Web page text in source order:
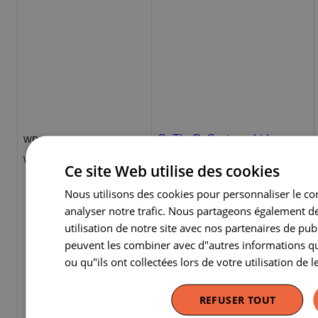
wp-
wpml_current_language
OnTheGoSystems Ltd.
Ce site Web utilise des cookies
Nous utilisons des cookies pour personnaliser le
analyser notre trafic. Nous partageons également
utilisation de notre site avec nos partenaires de
peuvent les combiner avec d"autres informations
ou qu"ils ont collectées lors de votre utilisation de
REFUSER TOUT